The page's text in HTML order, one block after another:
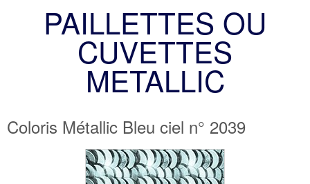
PAILLETTES OU
CUVETTES
METALLIC
Coloris Métallic Bleu ciel n° 2039